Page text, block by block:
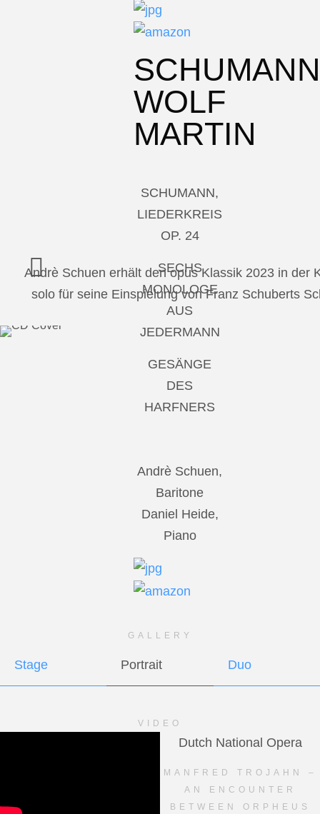
SCHUMANN
WOLF
MARTIN
SCHUMANN,
LIEDERKREIS
OP. 24
SECHS
MONOLOGE
AUS
JEDERMANN
GESÄNGE
DES
HARFNERS
Andrè Schuen,
Baritone
Daniel Heide,
Piano
GALLERY
Stage Portrait Duo
VIDEO
Dutch National Opera
MANFRED TROJAHN –
AN ENCOUNTER
BETWEEN ORPHEUS
Andrè Schuen erhält den opus Klassik 2023 in der
solo für seine Einspielung von Franz Schuberts